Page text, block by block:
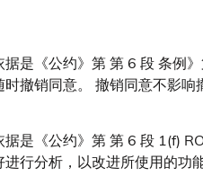
据是《公约》第 第 6 段 条例
时撤销同意。 撤销同意不影
据是《公约》第 第 6 段 1(f)
行分析，以改进所使用的功